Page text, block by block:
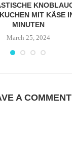
MIT KÄSE
MINUTEN
March 25, 2024
A COMMENT